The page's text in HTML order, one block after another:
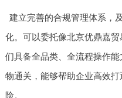
建立完善的合规管理体系，
化。可以委托像北京优鼎嘉
们具备全品类、全流程操作
物通关，能够帮助企业高效
险。